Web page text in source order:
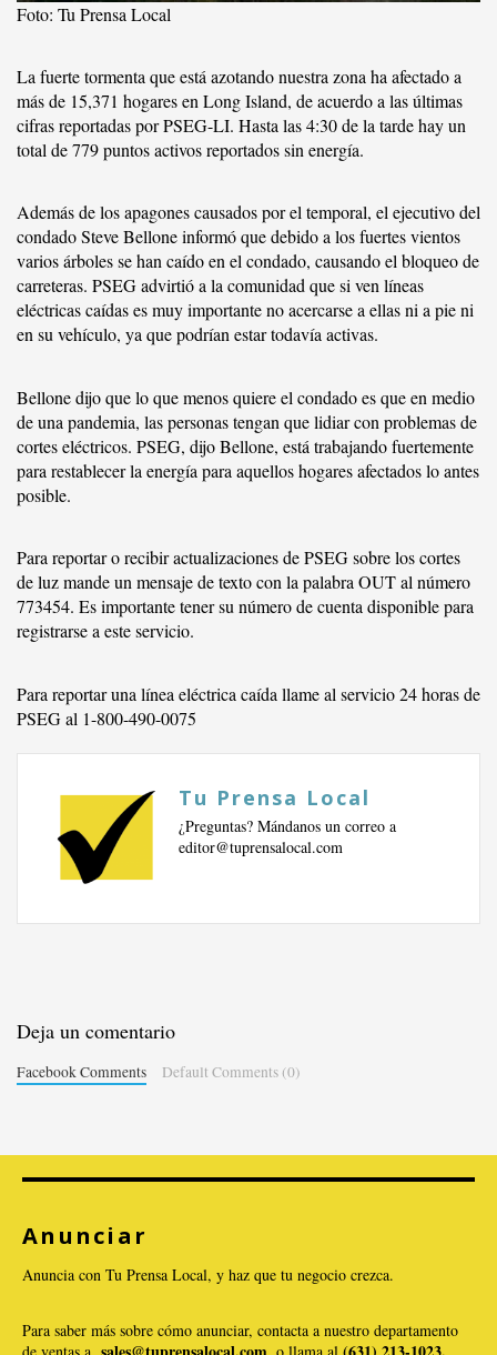
Foto: Tu Prensa Local
La fuerte tormenta que está azotando nuestra zona ha afectado a
más de 15,371 hogares en Long Island, de acuerdo a las últimas
cifras reportadas por PSEG-LI. Hasta las 4:30 de la tarde hay un
total de 779 puntos activos reportados sin energía.
Además de los apagones causados por el temporal, el ejecutivo del
condado Steve Bellone informó que debido a los fuertes vientos
varios árboles se han caído en el condado, causando el bloqueo de
carreteras. PSEG advirtió a la comunidad que si ven líneas
eléctricas caídas es muy importante no acercarse a ellas ni a pie ni
en su vehículo, ya que podrían estar todavía activas.
Bellone dijo que lo que menos quiere el condado es que en medio
de una pandemia, las personas tengan que lidiar con problemas de
cortes eléctricos. PSEG, dijo Bellone, está trabajando fuertemente
para restablecer la energía para aquellos hogares afectados lo antes
posible.
Para reportar o recibir actualizaciones de PSEG sobre los cortes
de luz mande un mensaje de texto con la palabra OUT al número
773454. Es importante tener su número de cuenta disponible para
registrarse a este servicio.
Para reportar una línea eléctrica caída llame al servicio 24 horas de
PSEG al 1-800-490-0075
Tu Prensa Local
¿Preguntas? Mándanos un correo a
editor@tuprensalocal.com
Deja un comentario
Facebook Comments Default Comments (0)
Anunciar
Anuncia con Tu Prensa Local, y haz que tu negocio crezca.
Para saber más sobre cómo anunciar, contacta a nuestro departamento
de ventas a
, o llama al